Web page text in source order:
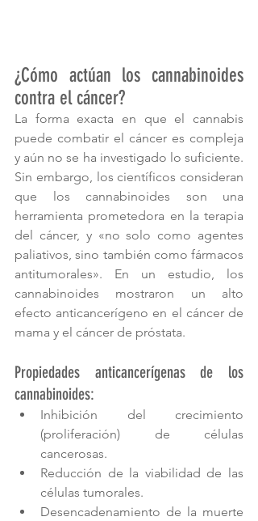
¿Cómo actúan los cannabinoides
contra el cáncer?
La forma exacta en que el cannabis
puede combatir el cáncer es compleja
y aún no se ha investigado lo suficiente.
Sin embargo, los científicos consideran
que los cannabinoides son una
herramienta prometedora en la terapia
del cáncer, y «no solo como agentes
paliativos, sino también como fármacos
antitumorales». En un estudio, los
cannabinoides mostraron un alto
efecto anticancerígeno en el cáncer de
mama y el cáncer de próstata.
Propiedades anticancerígenas de los
cannabinoides:
Inhibición del crecimiento
(proliferación) de células
cancerosas.
Reducción de la viabilidad de las
células tumorales.
Desencadenamiento de la muerte